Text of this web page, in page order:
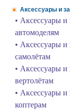
Аксессуары и
• Аксессуары и
автомоделям
• Аксессуары и
самолётам
• Аксессуары и
вертолётам
• Аксессуары и
коптерам